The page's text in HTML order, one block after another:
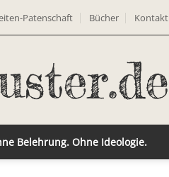
Patenschaft Bücher Kontakt
Belehrung. Ohne Ideologie.